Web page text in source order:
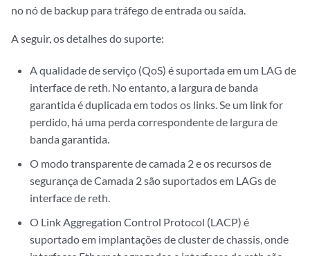
no nó de backup para tráfego de entrada ou saída.
A seguir, os detalhes do suporte:
A qualidade de serviço (QoS) é suportada em um LAG de
interface de reth. No entanto, a largura de banda
garantida é duplicada em todos os links. Se um link for
perdido, há uma perda correspondente de largura de
banda garantida.
O modo transparente de camada 2 e os recursos de
segurança de Camada 2 são suportados em LAGs de
interface de reth.
O Link Aggregation Control Protocol (LACP) é
suportado em implantações de cluster de chassis, onde